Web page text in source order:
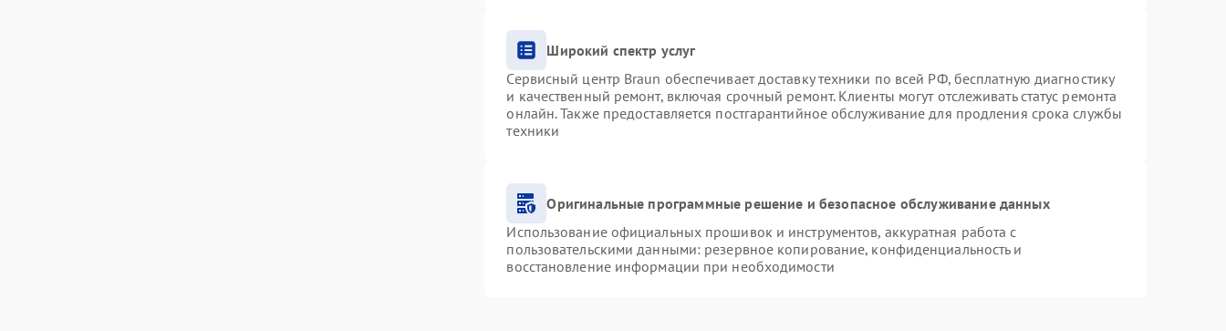
Широкий спектр услуг
Сервисный центр Braun обеспечивает доставку техники по всей РФ, бесплатную диагностику
и качественный ремонт, включая срочный ремонт. Клиенты могут отслеживать статус ремонта
онлайн. Также предоставляется постгарантийное обслуживание для продления срока службы
техники
Оригинальные программные решение и безопасное обслуживание данных
Использование официальных прошивок и инструментов, аккуратная работа с
пользовательскими данными: резервное копирование, конфиденциальность и
восстановление информации при необходимости